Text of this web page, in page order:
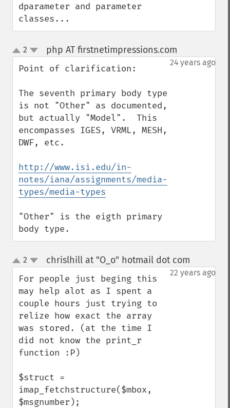
dparameter and parameter
classes...
up
down
2 php AT firstnetimpressions.com
24 years ago
Point of clarification:
The seventh primary body type
is not "Other" as documented,
but actually "Model".  This
encompasses IGES, VRML, MESH,
DWF, etc.
http://www.isi.edu/in-
notes/iana/assignments/media-
types/media-types
"Other" is the eigth primary
body type.
up
down
2 chrislhill at "O_o" hotmail dot com
22 years ago
For people just beging this
may help alot as I spent a
couple hours just trying to
relize how exact the array
was stored. (at the time I
did not know the print_r
function :P)
$struct =
imap_fetchstructure($mbox,
$msgnumber);